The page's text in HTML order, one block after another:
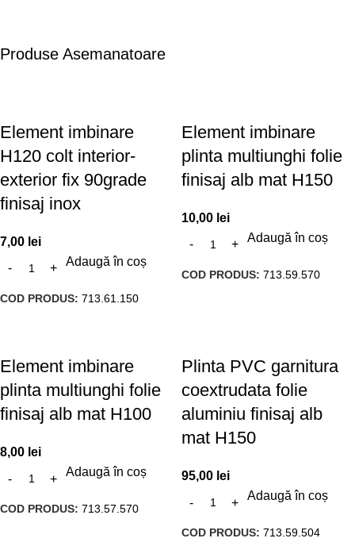
Produse Asemanatoare
Element imbinare
H120 colt interior-
exterior fix 90grade
finisaj inox
7,00 lei
Adaugă în coș
COD PRODUS: 713.61.150
Element imbinare
plinta multiunghi folie
finisaj alb mat H150
10,00 lei
Adaugă în coș
COD PRODUS: 713.59.570
Element imbinare
plinta multiunghi folie
finisaj alb mat H100
8,00 lei
Adaugă în coș
COD PRODUS: 713.57.570
Plinta PVC garnitura
coextrudata folie
aluminiu finisaj alb
mat H150
95,00 lei
Adaugă în coș
COD PRODUS: 713.59.504